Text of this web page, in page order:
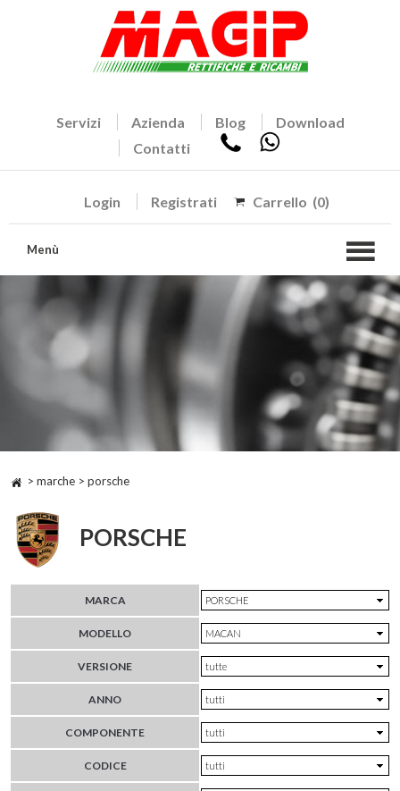
Servizi Azienda Blog
Download
Contatti
Login Registrati Carrello (0)
Menù
> marche > porsche
PORSCHE
MARCA
MODELLO
VERSIONE
ANNO
COMPONENTE
CODICE